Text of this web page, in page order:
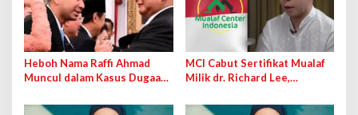
Heboh Nama Raffi Ahmad
Muncul dalam Kasus Dugaan
MCI Cabut Sertifikat Mualaf
Milik dr. Richard Lee,
di Pengadilan